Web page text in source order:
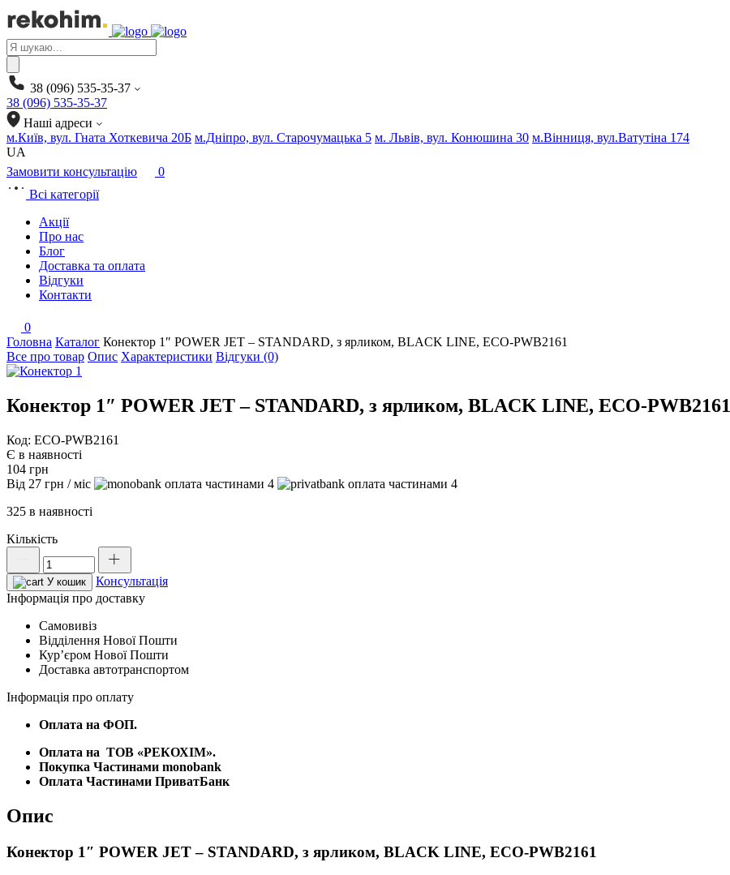
Products
search
38 (096) 535-35-37
38 (096) 535-35-37
Наші адреси
м.Київ, вул. Гната Хоткевича 20Б м.Дніпро, вул. Старочумацька 5 м. Львів, вул. Конюшина 30 м.Вінниця, вул.Ватутіна 174
UA
Замовити консультацію
0
Всі категорії
Акції
Про нас
Блог
Доставка та оплата
Відгуки
Контакти
0
Головна Каталог Конектор 1″ POWER JET – STANDARD, з ярликом, BLACK LINE, ECO-PWB2161
Все про товар Опис Характеристики Відгуки (0)
Конектор 1″ POWER JET – STANDARD, з ярликом, BLACK LINE, ECO-PWB2161
Код: ECO-PWB2161
Є в наявності
104 грн
Від 27 грн / міс 4
4
325 в наявності
Кількість
1"
POWER
JET
STANDARD,
з
ярликом,
BLACK
ECO-
кількість
У кошик
Консультація
Інформація про доставку
Самовивіз
Відділення Нової Пошти
Курʼєром Нової Пошти
Доставка автотранспортом
Інформація про оплату
Оплата на ФОП.
Оплата на ТОВ «РЕКОХІМ».
Покупка Частинами monobank
Оплата Частинами ПриватБанк
Опис
Конектор 1″ POWER JET – STANDARD, з ярликом, BLACK LINE, ECO-PWB2161